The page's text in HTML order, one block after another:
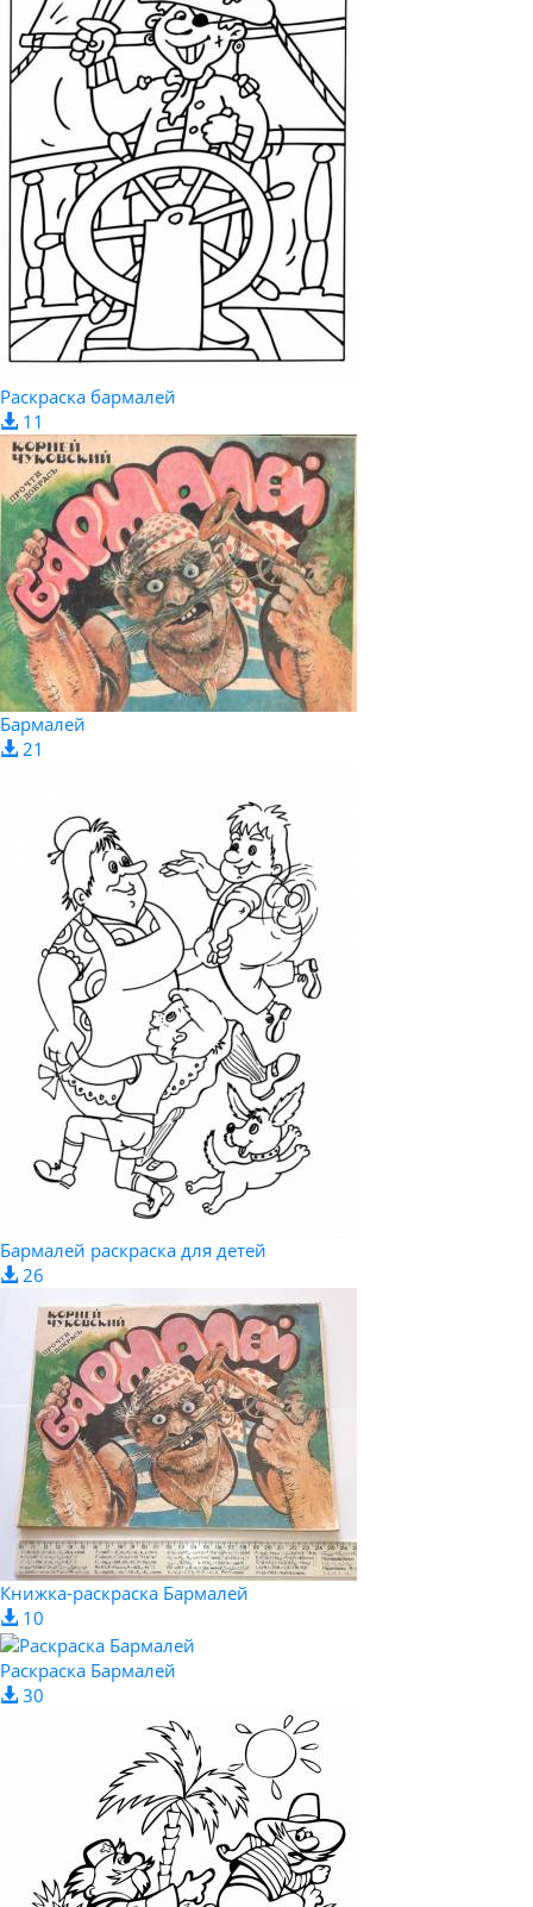
Раскраска бармалей
11
Бармалей
21
Бармалей раскраска для детей
26
Книжка-раскраска Бармалей
10
Раскраска Бармалей
30